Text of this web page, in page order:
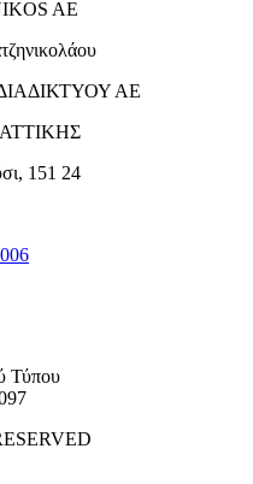
AE
ΑΕ
151 24
Τύπου